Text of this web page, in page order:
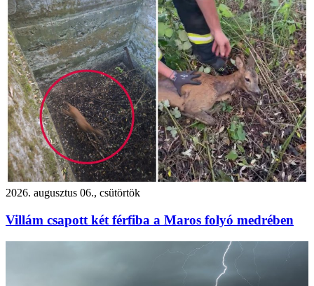
2026. augusztus 06., csütörtök
Villám csapott két férfiba a Maros folyó medrében